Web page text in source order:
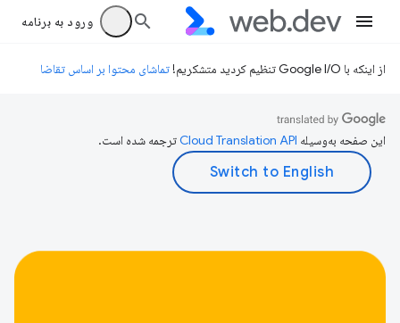
ورود به برنامه
از اینکه با Google I/O تنظیم کردید متشکریم! تماشای محتوا بر اساس تقاضا
این صفحه به‌وسیله ترجمه شده است.